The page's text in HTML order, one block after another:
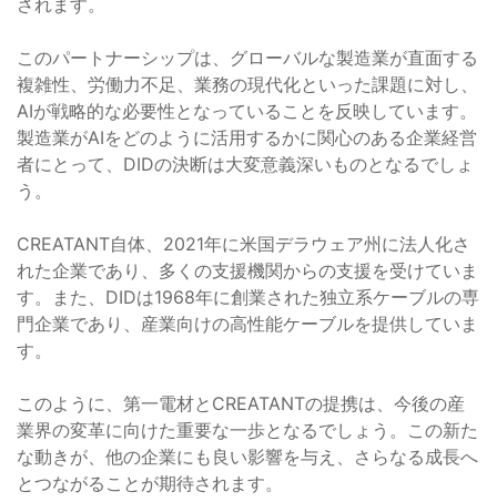
されます。
このパートナーシップは、グローバルな製造業が直面する
複雑性、労働力不足、業務の現代化といった課題に対し、
AIが戦略的な必要性となっていることを反映しています。
製造業がAIをどのように活用するかに関心のある企業経営
者にとって、DIDの決断は大変意義深いものとなるでしょ
う。
CREATANT自体、2021年に米国デラウェア州に法人化さ
れた企業であり、多くの支援機関からの支援を受けていま
す。また、DIDは1968年に創業された独立系ケーブルの専
門企業であり、産業向けの高性能ケーブルを提供していま
す。
このように、第一電材とCREATANTの提携は、今後の産
業界の変革に向けた重要な一歩となるでしょう。この新た
な動きが、他の企業にも良い影響を与え、さらなる成長へ
とつながることが期待されます。